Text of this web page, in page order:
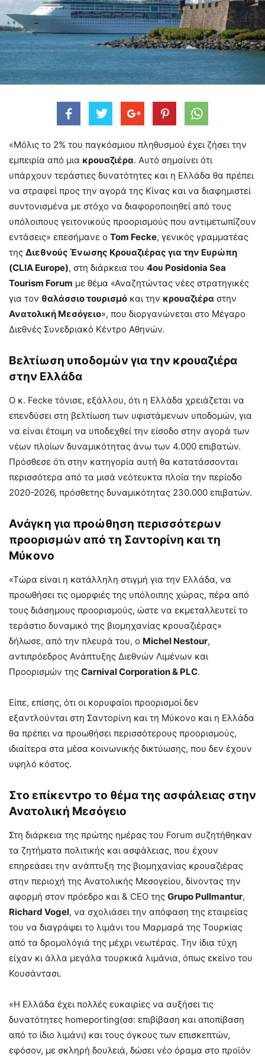
«Μόλις το 2% του παγκόσμιου πληθυσμού έχει ζήσει την
εμπειρία από μια κρουαζιέρα. Αυτό σημαίνει ότι
υπάρχουν τεράστιες δυνατότητες και η Ελλάδα θα πρέπει
να στραφεί προς την αγορά της Κίνας και να διαφημιστεί
συντονισμένα με στόχο να διαφοροποιηθεί από τους
υπόλοιπους γειτονικούς προορισμούς που αντιμετωπίζουν
εντάσεις» επεσήμανε o Tom Fecke, γενικός γραμματέας
της Διεθνούς Ένωσης Κρουαζιέρας για την Ευρώπη
(CLIA Europe), στη διάρκεια του 4ου Posidonia Sea
Tourism Forum με θέμα «Αναζητώντας νέες στρατηγικές
για τον θαλάσσιο τουρισμό και την κρουαζιέρα στην
Ανατολική Μεσόγειο», που διοργανώνεται στο Μέγαρο
Διεθνές Συνεδριακό Κέντρο Αθηνών.
Βελτίωση υποδομών για την κρουαζιέρα
στην Ελλάδα
Ο κ. Fecke τόνισε, εξάλλου, ότι η Ελλάδα χρειάζεται να
επενδύσει στη βελτίωση των υφιστάμενων υποδομών, για
να είναι έτοιμη να υποδεχθεί την είσοδο στην αγορά των
νέων πλοίων δυναμικότητας άνω των 4.000 επιβατών.
Πρόσθεσε ότι στην κατηγορία αυτή θα κατατάσσονται
περισσότερα από τα μισά νεότευκτα πλοία την περίοδο
2020-2026, πρόσθετης δυναμικότητας 230.000 επιβατών.
Ανάγκη για προώθηση περισσότερων
προορισμών από τη Σαντορίνη και τη
Μύκονο
«Τώρα είναι η κατάλληλη στιγμή για την Ελλάδα, να
προωθήσει τις ομορφιές της υπόλοιπης χώρας, πέρα από
τους διάσημους προορισμούς, ώστε να εκμεταλλευτεί το
τεράστιο δυναμικό της βιομηχανίας κρουαζιέρας»
δήλωσε, από την πλευρά του, ο Michel Nestour,
αντιπρόεδρος Ανάπτυξης Διεθνών Λιμένων και
Προορισμών της Carnival Corporation & PLC.
Είπε, επίσης, ότι οι κορυφαίοι προορισμοί δεν
εξαντλούνται στη Σαντορίνη και τη Μύκονο και η Ελλάδα
θα πρέπει να προωθήσει περισσότερους προορισμούς,
ιδιαίτερα στα μέσα κοινωνικής δικτύωσης, που δεν έχουν
υψηλό κόστος.
Στο επίκεντρο το θέμα της ασφάλειας στην
Ανατολική Μεσόγειο
Στη διάρκεια της πρώτης ημέρας του Forum συζητήθηκαν
τα ζητήματα πολιτικής και ασφάλειας, που έχουν
επηρεάσει την ανάπτυξη της βιομηχανίας κρουαζιέρας
στην περιοχή της Ανατολικής Μεσογείου, δίνοντας την
αφορμή στον πρόεδρο και & CEO της Grupo Pullmantur,
Richard Vogel, να σχολιάσει την απόφαση της εταιρείας
του να διαγράψει το λιμάνι του Μαρμαρά της Τουρκίας
από τα δρομολόγιά της μέχρι νεωτέρας. Την ίδια τύχη
είχαν κι άλλα μεγάλα τουρκικά λιμάνια, όπως εκείνο του
Κουσάντασι.
«Η Ελλάδα έχει πολλές ευκαιρίες να αυξήσει τις
δυνατότητες homeporting(σσ: επιβίβαση και αποπίβαση
από το ίδιο λιμάνι) και τους όγκους των επισκεπτών,
εφόσον, με σκληρή δουλειά, δώσει νέο όραμα στο προϊόν